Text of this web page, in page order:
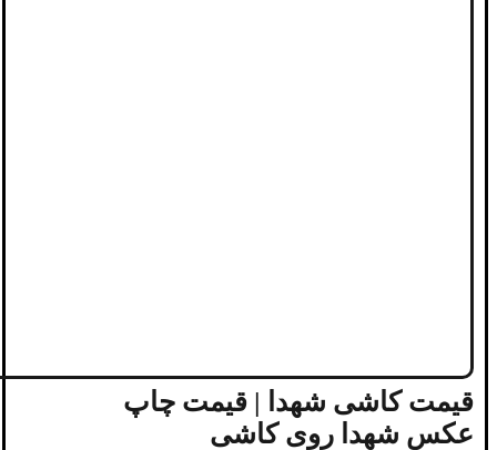
قیمت کاشی شهدا | قیمت چاپ
عکس شهدا روی کاشی